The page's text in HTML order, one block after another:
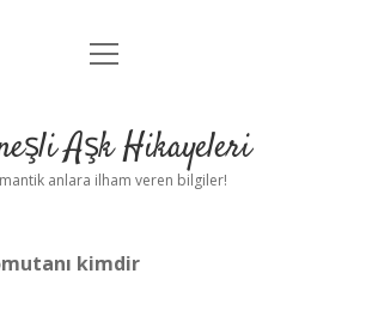
Anasayfa
Yasal Uyarı
menüyü
Aşk Hikayeleri
anlara ilham veren bilgiler!
kimdir